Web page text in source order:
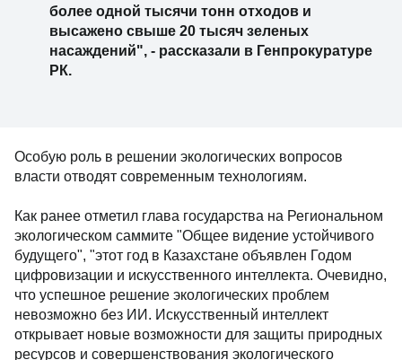
более одной тысячи тонн отходов и
высажено свыше 20 тысяч зеленых
насаждений", - рассказали в Генпрокуратуре
РК.
Особую роль в решении экологических вопросов
власти отводят современным технологиям.
Как ранее отметил глава государства на Региональном
экологическом саммите "Общее видение устойчивого
будущего", "этот год в Казахстане объявлен Годом
цифровизации и искусственного интеллекта. Очевидно,
что успешное решение экологических проблем
невозможно без ИИ. Искусственный интеллект
открывает новые возможности для защиты природных
ресурсов и совершенствования экологического